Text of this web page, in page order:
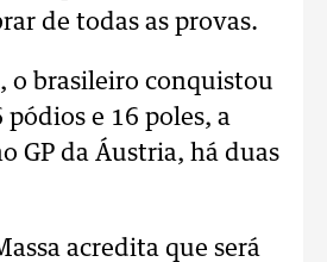
de todas as provas.
o brasileiro conquistou
e 16 poles, a
GP da Áustria, há duas
acredita que será